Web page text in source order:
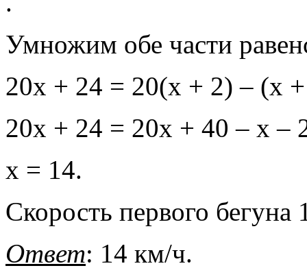
Умножим обе части
20х + 24 = 20(х + 2) – (х
20х + 24 = 20х + 40 – х –
х = 14.
Скорость первого бегуна
Ответ: 14 км/ч.